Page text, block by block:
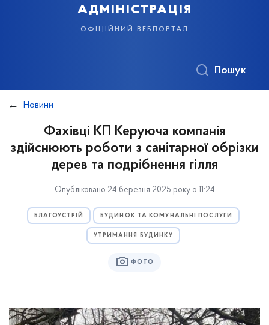
адміністрація
офіційний вебпортал
Пошук
Новини
Фахівці КП Керуюча компанія
здійснюють роботи з санітарної обрізки
дерев та подрібнення гілля
Опубліковано 24 березня 2025 року о 11:24
БЛАГОУСТРІЙ БУДИНОК ТА КОМУНАЛЬНІ ПОСЛУГИ
УТРИМАННЯ БУДИНКУ
ФОТО